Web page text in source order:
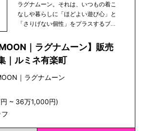
ラグナムーン。それは、いつもの着こ
なしや暮らしに「ほどよい遊び心」と
「さりげない個性」をプラスするブラ
｜ラグナムーン】販売
｜ルミネ有楽町
｜ ラグナムーン
~ 36万1,000円)